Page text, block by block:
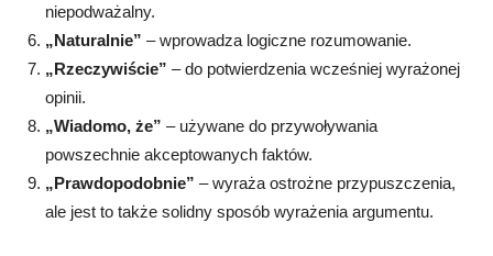
niepodważalny.
„Naturalnie” – wprowadza logiczne rozumowanie.
„Rzeczywiście” – do potwierdzenia wcześniej wyrażonej
opinii.
„Wiadomo, że” – używane do przywoływania
powszechnie akceptowanych faktów.
„Prawdopodobnie” – wyraża ostrożne przypuszczenia,
ale jest to także solidny sposób wyrażenia argumentu.